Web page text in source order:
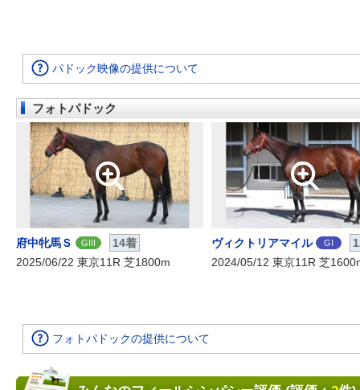
パドック映像の提供について
フォトパドック
府中牝馬Ｓ GIII
14着
2025/06/22 東京11R 芝1800m
ヴィクトリアマイル GI
2024/05/12 東京11R 芝
フォトパドックの提供について